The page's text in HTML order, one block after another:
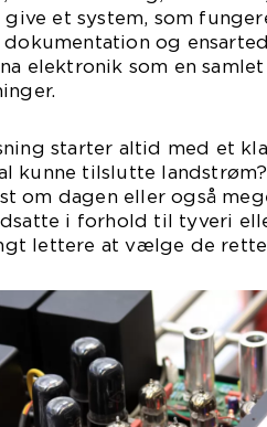
give et system, som
og
elektronik som en
starter altid med et
kunne tilslutte
om dagen eller også
i forhold til tyveri
lettere at vælge de